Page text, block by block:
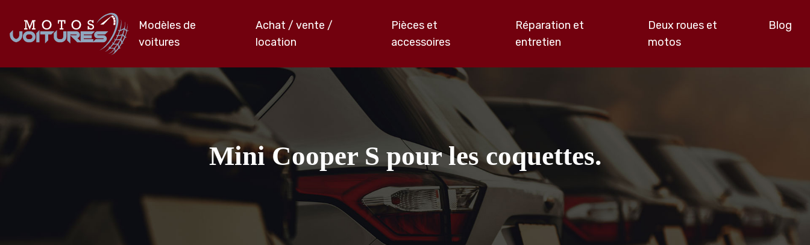
Modèles de
voitures
Achat / vente /
location
Pièces et
accessoires
Réparation et
entretien
Deux roues et
motos
Blog
Mini Cooper S pour les coquettes.